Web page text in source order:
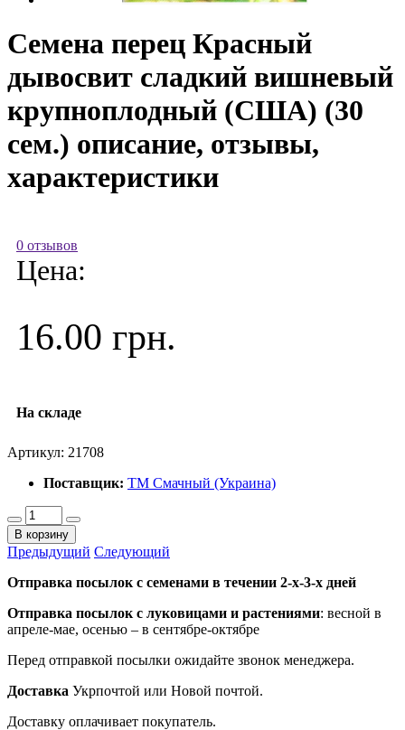
Семена перец Красный
дывосвит сладкий вишневый
крупноплодный (США) (30
сем.) описание, отзывы,
характеристики
0 отзывов
Цена:
16.00 грн.
На складе
Артикул: 21708
Поставщик: ТМ Смачный (Украина)
В корзину
Предыдущий Следующий
Отправка посылок с семенами в течении 2-х-3-х дней
Отправка посылок с луковицами и растениями: весной в
апреле-мае, осенью – в сентябре-октябре
Перед отправкой посылки ожидайте звонок менеджера.
Доставка Укрпочтой или Новой почтой.
Доставку оплачивает покупатель.